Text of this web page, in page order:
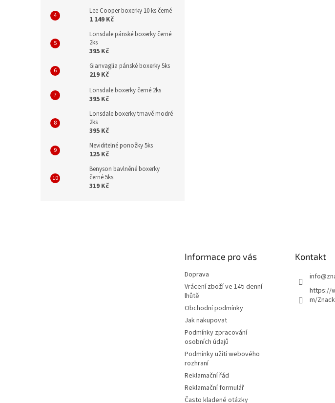
Lee Cooper boxerky 10 ks černé
1 149 Kč
Lonsdale pánské boxerky černé
2ks
395 Kč
Gianvaglia pánské boxerky 5ks
219 Kč
Lonsdale boxerky černé 2ks
395 Kč
Lonsdale boxerky tmavě modré
2ks
395 Kč
Neviditelné ponožky 5ks
125 Kč
Benyson bavlněné boxerky
černé 5ks
319 Kč
Informace pro vás
Doprava
Vrácení zboží ve 14ti denní
lhůtě
Obchodní podmínky
Jak nakupovat
Podmínky zpracování
osobních údajů
Podmínky užití webového
rozhraní
Reklamační řád
Reklamační formulář
Často kladené otázky
Kontakt
info@
https://
m/